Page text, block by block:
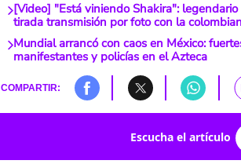
[Video] "Está viniendo Shakira":
tirada transmisión por foto con la
Mundial arrancó con caos en México:
manifestantes y policías en el Azteca
COMPARTIR:
Escucha el artículo